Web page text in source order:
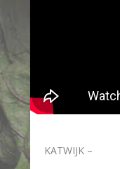
KATWIJK –